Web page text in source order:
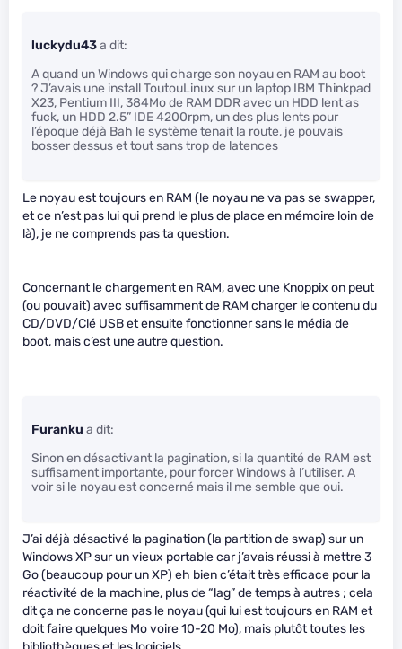
luckydu43a dit:
A quand un Windows qui charge son noyau en RAM au boot
? J’avais une install ToutouLinux sur un laptop IBM Thinkpad
X23, Pentium III, 384Mo de RAM DDR avec un HDD lent as
fuck, un HDD 2.5” IDE 4200rpm, un des plus lents pour
l’époque déjà Bah le système tenait la route, je pouvais
bosser dessus et tout sans trop de latences
Le noyau est toujours en RAM (le noyau ne va pas se swapper,
et ce n’est pas lui qui prend le plus de place en mémoire loin de
là), je ne comprends pas ta question.
Concernant le chargement en RAM, avec une Knoppix on peut
(ou pouvait) avec suffisamment de RAM charger le contenu du
CD/DVD/Clé USB et ensuite fonctionner sans le média de
boot, mais c’est une autre question.
Furanku a dit:
Sinon en désactivant la pagination, si la quantité de RAM est
suffisament importante, pour forcer Windows à l’utiliser. A
voir si le noyau est concerné mais il me semble que oui.
J’ai déjà désactivé la pagination (la partition de swap) sur un
Windows XP sur un vieux portable car j’avais réussi à mettre 3
Go (beaucoup pour un XP) eh bien c’était très efficace pour la
réactivité de la machine, plus de “lag” de temps à autres ; cela
dit ça ne concerne pas le noyau (qui lui est toujours en RAM et
doit faire quelques Mo voire 10-20 Mo), mais plutôt toutes les